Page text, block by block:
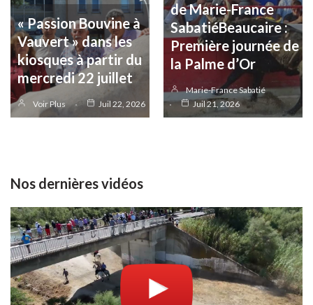
« Passion Bouvine à
Vauvert » dans les
kiosques à partir du
mercredi 22 juillet
Voir Plus Juil 22, 2026
de Marie-France
SabatiéBeaucaire :
Première journée de
la Palme d’Or
Marie-France Sabatié
Juil 21, 2026
Nos dernières vidéos